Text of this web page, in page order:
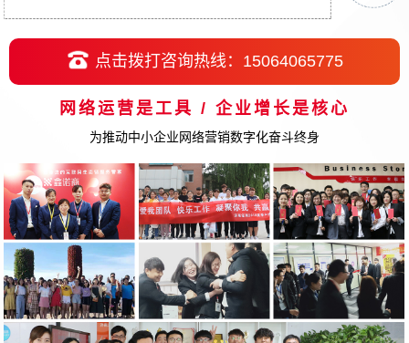
点击拨打咨询热线：15064065775
网络运营是工具 / 企业增长是核心
为推动中小企业网络营销数字化奋斗终身